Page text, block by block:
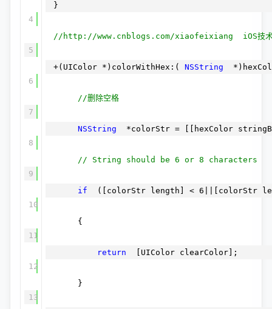
4
5
6
7
8
9
10
11
12
13
}
//http://www.cnblogs.com/xiaofeixiang iOS技术
+(UIColor *)colorWithHex:( NSString
//删除空格
NSString *colorStr = [[hexColor
// String should be 6 or 8 characters
if ([colorStr length] < 6||[colorStr
{
return [UIColor clearColor];
}